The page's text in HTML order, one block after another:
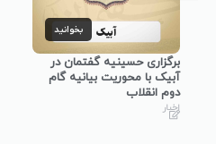
بخوانید
برگزاری حسینیه گفتمان در
آبیک با محوریت بیانیه گام
دوم انقلاب
اخبار